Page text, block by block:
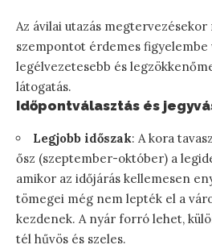
Az ávilai utazás
szempontot érdemes figyelembe
legélvezetesebb és
látogatás.
Időpontválasztás és
Legjobb időszak: A kora
ősz (szeptember-október) a
amikor az időjárás kellemesen
tömegei még nem lepték el a
kezdenek. A nyár forró lehet,
tél hűvös és szeles.